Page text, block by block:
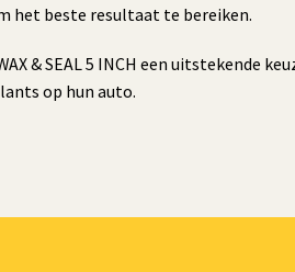
het beste resultaat te bereiken.
& SEAL 5 INCH een
op hun auto.